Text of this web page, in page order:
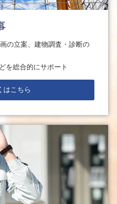
の立案、建物調査・診断の
を総合的にサポート
はこちら